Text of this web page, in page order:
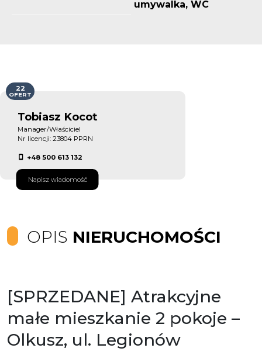
umywalka, WC
Tobiasz Kocot
Manager/Właściciel
Nr licencji: 23804 PPRN
+48 500 613 132
Napisz wiadomość
22
OFERT
OPIS NIERUCHOMOŚCI
[SPRZEDANE] Atrakcyjne
małe mieszkanie 2 pokoje –
Olkusz, ul. Legionów